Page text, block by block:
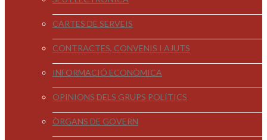
CARTES DE SERVEIS
CONTRACTES, CONVENIS I AJUTS
INFORMACIÓ ECONÒMICA
OPINIONS DELS GRUPS POLÍTICS
ÒRGANS DE GOVERN